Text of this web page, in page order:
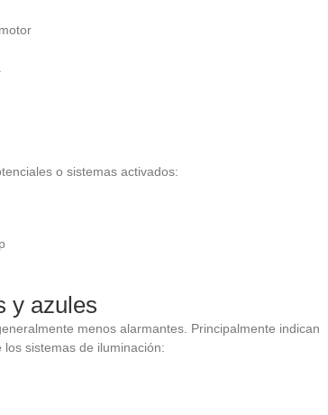
o sistemas activados:
y azules
menos alarmantes. Principalmente indican
sistemas de iluminación: